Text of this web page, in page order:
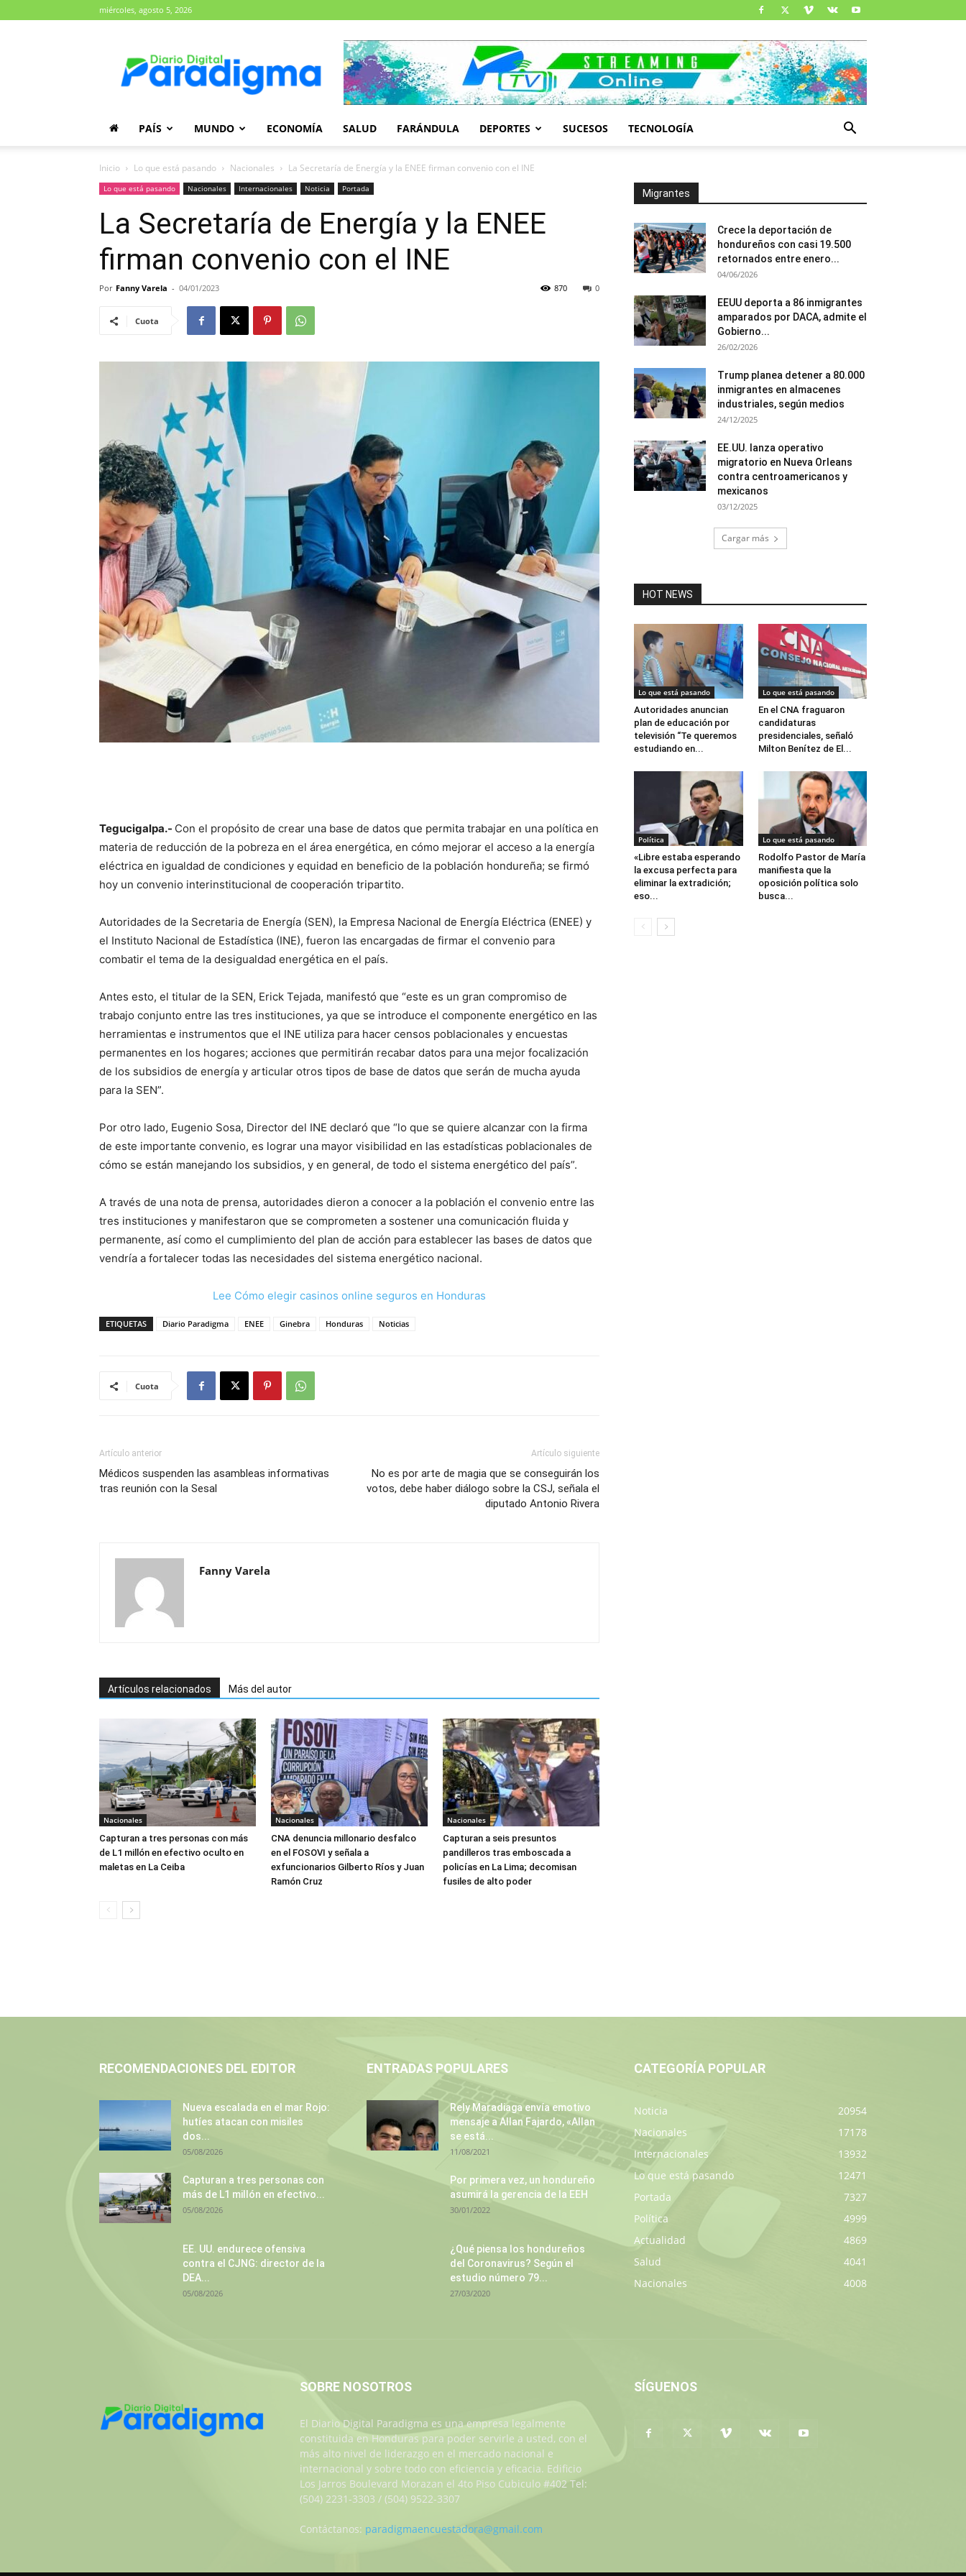
miércoles, agosto 5, 2026
Paradigma
PAÍS MUNDO ECONOMÍA SALUD FARÁNDULA DEPORTES SUCESOS TECNOLOGÍA
Inicio Lo que está pasando Nacionales La Secretaría de Energía y la ENEE firman convenio con el INE
Lo que está pasando Nacionales Internacionales Noticia Portada
La Secretaría de Energía y la ENEE
firman convenio con el INE
Por Fanny Varela - 04/01/2023 0
870
Cuota
Tegucigalpa.- Con el propósito de crear una base de datos que permita trabajar en una política en
materia de reducción de la pobreza en el área energética, en cómo mejorar el acceso a la energía
eléctrica en igualdad de condiciones y equidad en beneficio de la población hondureña; se firmó
hoy un convenio interinstitucional de cooperación tripartito.
Autoridades de la Secretaria de Energía (SEN), la Empresa Nacional de Energía Eléctrica (ENEE) y
el Instituto Nacional de Estadística (INE), fueron las encargadas de firmar el convenio para
combatir el tema de la desigualdad energética en el país.
Antes esto, el titular de la SEN, Erick Tejada, manifestó que “este es un gran compromiso de
trabajo conjunto entre las tres instituciones, ya que se introduce el componente energético en las
herramientas e instrumentos que el INE utiliza para hacer censos poblacionales y encuestas
permanentes en los hogares; acciones que permitirán recabar datos para una mejor focalización
de los subsidios de energía y articular otros tipos de base de datos que serán de mucha ayuda
para la SEN”.
Por otro lado, Eugenio Sosa, Director del INE declaró que “lo que se quiere alcanzar con la firma
de este importante convenio, es lograr una mayor visibilidad en las estadísticas poblacionales de
cómo se están manejando los subsidios, y en general, de todo el sistema energético del país”.
A través de una nota de prensa, autoridades dieron a conocer a la población el convenio entre las
tres instituciones y manifestaron que se comprometen a sostener una comunicación fluida y
permanente, así como el cumplimiento del plan de acción para establecer las bases de datos que
vendría a fortalecer todas las necesidades del sistema energético nacional.
Lee Cómo elegir casinos online seguros en Honduras
ETIQUETAS Diario Paradigma ENEE Ginebra Honduras Noticias
Cuota
Artículo anterior
Médicos suspenden las asambleas informativas
tras reunión con la Sesal
Artículo siguiente
No es por arte de magia que se conseguirán los
votos, debe haber diálogo sobre la CSJ, señala el
diputado Antonio Rivera
Fanny Varela
Artículos relacionados Más del autor
Nacionales
Capturan a tres personas con más
de L1 millón en efectivo oculto en
maletas en La Ceiba
Nacionales
CNA denuncia millonario desfalco
en el FOSOVI y señala a
exfuncionarios Gilberto Ríos y Juan
Ramón Cruz
Nacionales
Capturan a seis presuntos
pandilleros tras emboscada a
policías en La Lima; decomisan
fusiles de alto poder
Migrantes
Crece la deportación de
hondureños con casi 19.500
retornados entre enero...
04/06/2026
EEUU deporta a 86 inmigrantes
amparados por DACA, admite el
Gobierno...
26/02/2026
Trump planea detener a 80.000
inmigrantes en almacenes
industriales, según medios
24/12/2025
EE.UU. lanza operativo
migratorio en Nueva Orleans
contra centroamericanos y
mexicanos
03/12/2025
Cargar más
HOT NEWS
Lo que está pasando
Autoridades anuncian
plan de educación por
televisión “Te queremos
estudiando en...
Lo que está pasando
En el CNA fraguaron
candidaturas
presidenciales, señaló
Milton Benítez de El...
Política
«Libre estaba esperando
la excusa perfecta para
eliminar la extradición;
eso...
Lo que está pasando
Rodolfo Pastor de María
manifiesta que la
oposición política solo
busca...
RECOMENDACIONES DEL EDITOR
Nueva escalada en el mar Rojo:
hutíes atacan con misiles
dos...
05/08/2026
Capturan a tres personas con
más de L1 millón en efectivo...
05/08/2026
EE. UU. endurece ofensiva
contra el CJNG: director de la
DEA...
05/08/2026
ENTRADAS POPULARES
Rely Maradiaga envía emotivo
mensaje a Allan Fajardo, «Allan
se está...
11/08/2021
Por primera vez, un hondureño
asumirá la gerencia de la EEH
30/01/2022
¿Qué piensa los hondureños
del Coronavirus? Según el
estudio número 79...
27/03/2020
CATEGORÍA POPULAR
Noticia
20954
Nacionales
17178
Internacionales
13932
Lo que está pasando
12471
Portada
7327
Política
4999
Actualidad
4869
Salud
4041
Nacionales
4008
SOBRE NOSOTROS
El Diario Digital Paradigma es una empresa legalmente
constituida en Honduras para poder servirle a usted, con el
más alto nivel de liderazgo en el mercado nacional e
internacional y sobre todo con eficiencia y eficacia. Edificio
Los Jarros Boulevard Morazan el 4to Piso Cubiculo #402 Tel:
(504) 2231-3303 / (504) 9522-3307
Contáctanos: paradigmaencuestadora@gmail.com
SÍGUENOS